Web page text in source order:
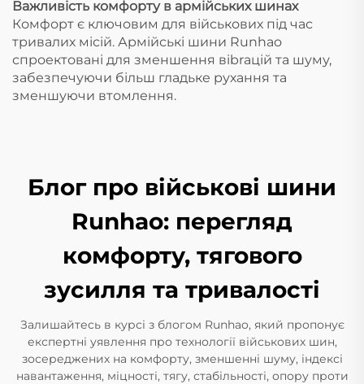
Важливість комфорту в армійських шинах
Комфорт є ключовим для військових під час
тривалих місій. Армійські шини Runhao
спроектовані для зменшення вibrацій та шуму,
забезпечуючи більш гладьке рухання та
зменшуючи втомлення.
Блог про військові шини
Runhao: перегляд
комфорту, тягового
зусилля та тривалості
Залишайтесь в курсі з блогом Runhao, який пропонує
експертні уявлення про технології військових шин,
зосереджених на комфорту, зменшенні шуму, індексі
навантаження, міцності, тягу, стабільності, опору проти